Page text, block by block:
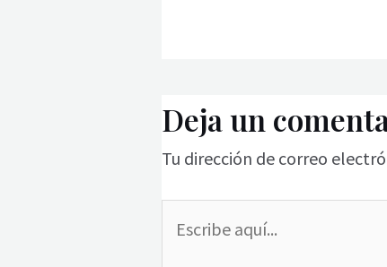
Deja un
Tu dirección de correo
aquí...